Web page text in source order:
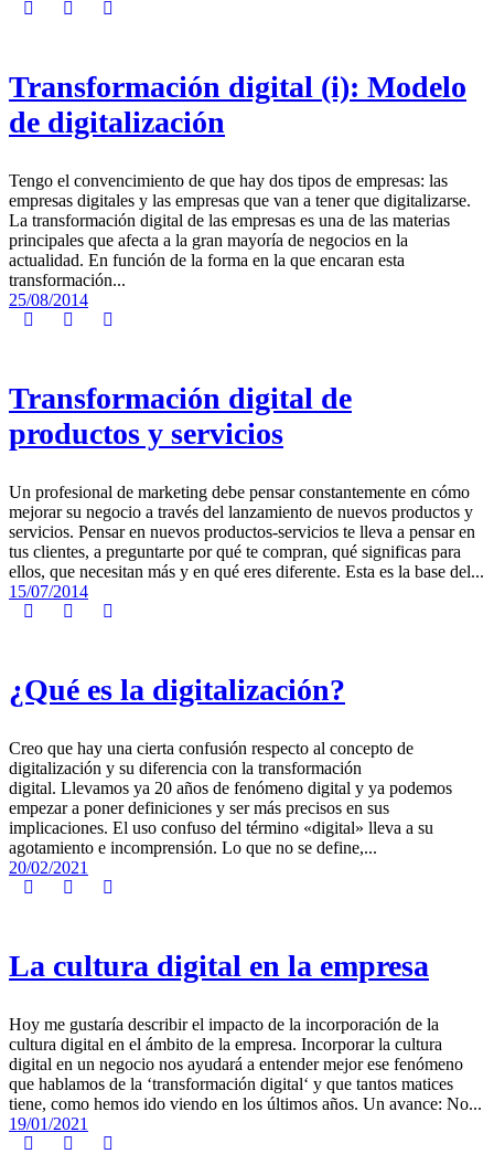
Transformación digital (i): Modelo
de digitalización
Tengo el convencimiento de que hay dos tipos de empresas: las
empresas digitales y las empresas que van a tener que digitalizarse.
La transformación digital de las empresas es una de las materias
principales que afecta a la gran mayoría de negocios en la
actualidad. En función de la forma en la que encaran esta
transformación...
25/08/2014
Transformación digital de
productos y servicios
Un profesional de marketing debe pensar constantemente en cómo
mejorar su negocio a través del lanzamiento de nuevos productos y
servicios. Pensar en nuevos productos-servicios te lleva a pensar en
tus clientes, a preguntarte por qué te compran, qué significas para
ellos, que necesitan más y en qué eres diferente. Esta es la base del...
15/07/2014
¿Qué es la digitalización?
Creo que hay una cierta confusión respecto al concepto de
digitalización y su diferencia con la transformación
digital. Llevamos ya 20 años de fenómeno digital y ya podemos
empezar a poner definiciones y ser más precisos en sus
implicaciones. El uso confuso del término «digital» lleva a su
agotamiento e incomprensión. Lo que no se define,...
20/02/2021
La cultura digital en la empresa
Hoy me gustaría describir el impacto de la incorporación de la
cultura digital en el ámbito de la empresa. Incorporar la cultura
digital en un negocio nos ayudará a entender mejor ese fenómeno
que hablamos de la ‘transformación digital‘ y que tantos matices
tiene, como hemos ido viendo en los últimos años. Un avance: No...
19/01/2021